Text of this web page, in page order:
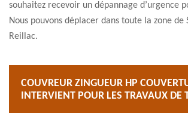
souhaitez recevoir un dépannage d’urgence
Nous pouvons déplacer dans toute la zone de
Reillac.
COUVREUR ZINGUEUR HP
INTERVIENT POUR LES TRAVAUX DE